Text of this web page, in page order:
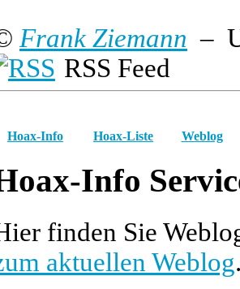
Frank Ziemann –
RSS Feed
Hoax-Info Hoax-Liste Weblog
Info
finden Sie
aktuellen Weblog